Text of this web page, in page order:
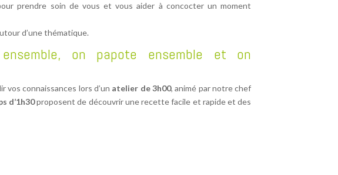
prendre soin de vous et vous aider à concocter un moment
d’une thématique.
on papote ensemble et on
vos connaissances lors d’un atelier de 3h00, animé par notre chef
d’1h30proposent de découvrir une recette facile et rapide et des